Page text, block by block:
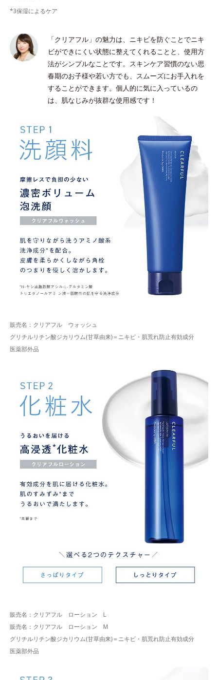
*3保湿によるケア
「クリアフル」の魅力は、ニキビを防ぐことでニキ
ビができにくい状態に整えてくれることと、使用方
法がシンプルなことです。スキンケア習慣のない思
春期のお子様や若い方でも、スムーズにお手入れを
することができます。個人的に気に入っているの
は、肌なじみが抜群な使用感です！
販売名：クリアフル ウォッシュ
グリチルリチン酸ジカリウム(甘草由来)＝ニキビ・肌荒れ防止有効成分
医薬部外品
販売名：クリアフル ローション L
販売名：クリアフル ローション M
グリチルリチン酸ジカリウム(甘草由来)＝ニキビ・肌荒れ防止有効成分
医薬部外品